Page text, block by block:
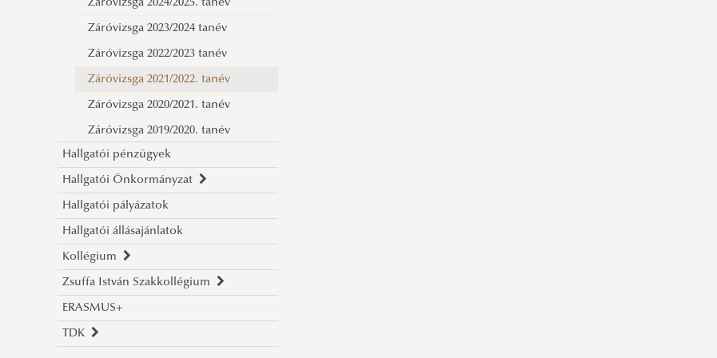
félévre
Tájékoztató a 2021/2022. tanév őszi
félévre
Tájékoztató a 2021/2022. tanév
tavaszi félévre
2021/2022. tanév
Tanóra-, kredit- és vizsgaterv
2020/2021. tanév
Záróvizsga 2024/2025. tanév
Záróvizsga 2023/2024 tanév
Záróvizsga 2022/2023 tanév
Záróvizsga 2021/2022. tanév
Záróvizsga 2020/2021. tanév
Záróvizsga 2019/2020. tanév
Hallgatói pénzügyek
Hallgatói Önkormányzat
HÖK
Elnökség
HÖK Elérhetőségek
Tanulmányi Bizottság
Kollégiumi Bizottság
Rendezvényszervező Bizottság
Hallgatói pályázatok
Hallgatói állásajánlatok
Kollégium
Általános információk
Elérhetőség
Pályázati kiírások
Zsuffa István Szakkollégium
Bemutatkozás
Projektek
ERASMUS+
TDK